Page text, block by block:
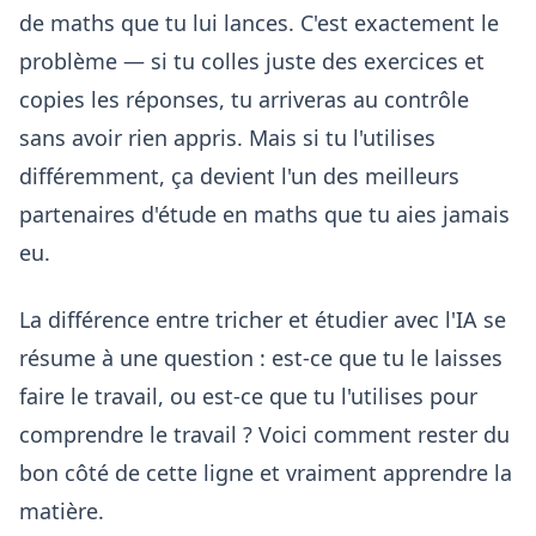
de maths que tu lui lances. C'est exactement le
problème — si tu colles juste des exercices et
copies les réponses, tu arriveras au contrôle
sans avoir rien appris. Mais si tu l'utilises
différemment, ça devient l'un des meilleurs
partenaires d'étude en maths que tu aies jamais
eu.
La différence entre tricher et étudier avec l'IA se
résume à une question : est-ce que tu le laisses
faire le travail, ou est-ce que tu l'utilises pour
comprendre le travail ? Voici comment rester du
bon côté de cette ligne et vraiment apprendre la
matière.